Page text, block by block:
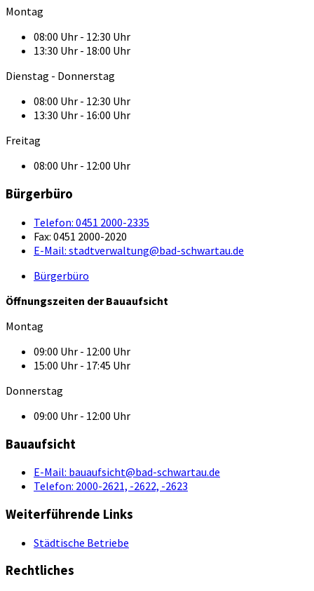
Montag
08:00 Uhr - 12:30 Uhr
13:30 Uhr - 18:00 Uhr
Dienstag - Donnerstag
08:00 Uhr - 12:30 Uhr
13:30 Uhr - 16:00 Uhr
Freitag
08:00 Uhr - 12:00 Uhr
Bürgerbüro
Telefon: 0451 2000-2335
Fax: 0451 2000-2020
E-Mail: stadtverwaltung@bad-schwartau.de
Bürgerbüro
Öffnungszeiten der Bauaufsicht
Montag
09:00 Uhr - 12:00 Uhr
15:00 Uhr - 17:45 Uhr
Donnerstag
09:00 Uhr - 12:00 Uhr
Bauaufsicht
E-Mail: bauaufsicht@bad-schwartau.de
Telefon: 2000-2621, -2622, -2623
Weiterführende Links
Städtische Betriebe
Rechtliches